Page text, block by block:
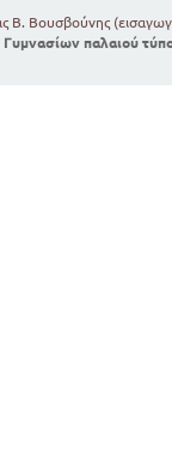
Β. Βουσβούνης
Γυμνασίων παλαιού